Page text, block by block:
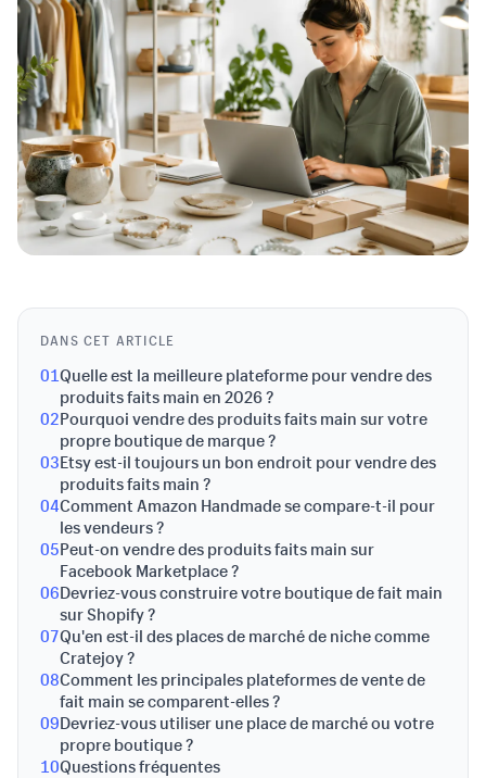
DANS CET ARTICLE
01Quelle est la meilleure plateforme pour vendre des
produits faits main en 2026 ?
02Pourquoi vendre des produits faits main sur votre
propre boutique de marque ?
03Etsy est-il toujours un bon endroit pour vendre des
produits faits main ?
04Comment Amazon Handmade se compare-t-il pour
les vendeurs ?
05Peut-on vendre des produits faits main sur
Facebook Marketplace ?
06Devriez-vous construire votre boutique de fait main
sur Shopify ?
07Qu'en est-il des places de marché de niche comme
Cratejoy ?
08Comment les principales plateformes de vente de
fait main se comparent-elles ?
09Devriez-vous utiliser une place de marché ou votre
propre boutique ?
10Questions fréquentes